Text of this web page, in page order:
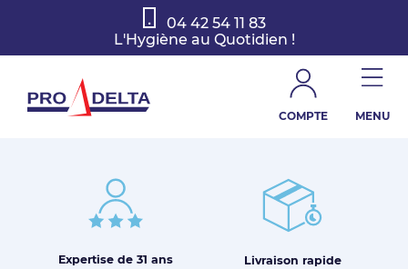
04 42 54 11 83
L'Hygiène au Quotidien !
COMPTE MENU
Expertise de 31 ans Livraison rapide